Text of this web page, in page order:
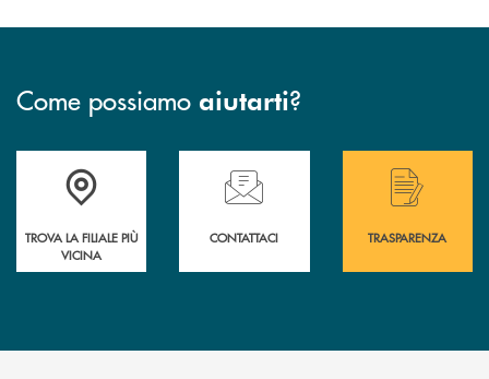
Come possiamo aiutarti?
Accedi all' elenco completo delle filiali .
TROVA LA FILIALE PIÙ
VICINA
Hai bisogno di assistenza immediata?
CONTATTACI
Hai bisogno di
TRASPARENZA